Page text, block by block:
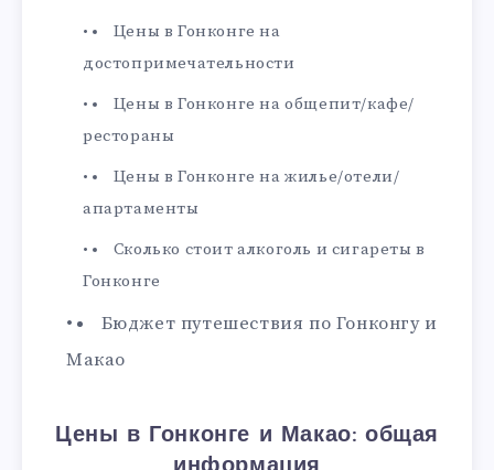
Цены в Гонконге на
достопримечательности
Цены в Гонконге на общепит/кафе/
рестораны
Цены в Гонконге на жилье/отели/
апартаменты
Сколько стоит алкоголь и сигареты в
Гонконге
Бюджет путешествия по Гонконгу и
Макао
Цены в Гонконге и Макао: общая